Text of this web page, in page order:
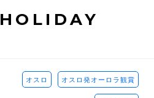
HOLIDAY
オスロ オスロ発オーロラ観賞